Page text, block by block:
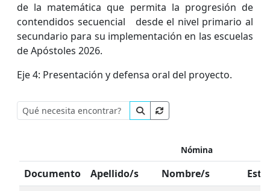
de la matemática que permita la progresión de
contendidos secuencial
desde el nivel primario al
secundario para su implementación en las escuelas
de Apóstoles 2026.
Eje 4: Presentación y defensa oral del proyecto.
Nómina
Documento Apellido/s Nombre/s